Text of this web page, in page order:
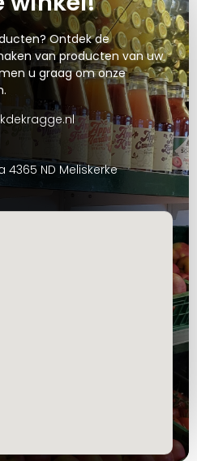
Ontdek de
van producten van uw
u graag om onze
4365 ND Meliskerke